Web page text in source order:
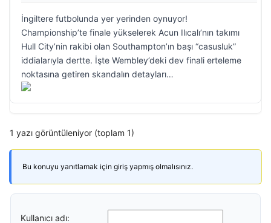
İngiltere futbolunda yer yerinden oynuyor!
Championship’te finale yükselerek Acun Ilıcalı’nın takımı
Hull City’nin rakibi olan Southampton’ın başı “casusluk”
iddialarıyla dertte. İşte Wembley’deki dev finali erteleme
noktasına getiren skandalın detayları…
1 yazı görüntüleniyor (toplam 1)
Bu konuyu yanıtlamak için giriş yapmış olmalısınız.
Kullanıcı adı: